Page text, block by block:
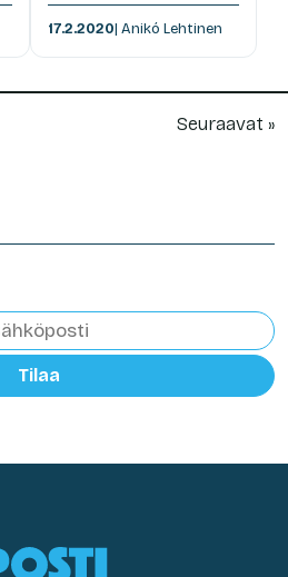
17.2.2020| Anikó Lehtinen
Seuraavat »
Tilaa